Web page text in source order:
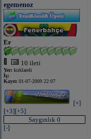
egemenoz
Er
10 ileti
Yer: kırklareli
İş:
Kayıt: 01-07-2009 22:07
[+]
[+3][+5]
Saygınlık 0
[-]